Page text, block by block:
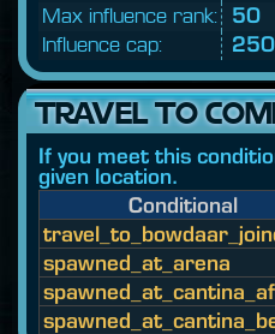
Max influence rank:
50
Influence cap:
TRAVEL TO
If you meet this
given location.
Conditional
spawned_at_arena